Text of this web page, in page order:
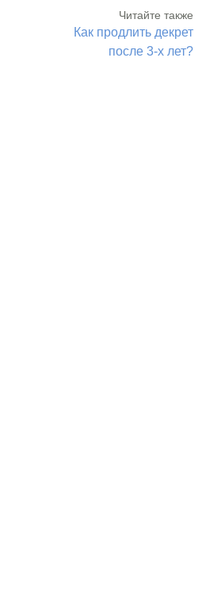
Читайте также
Как продлить декрет
после 3-х лет?